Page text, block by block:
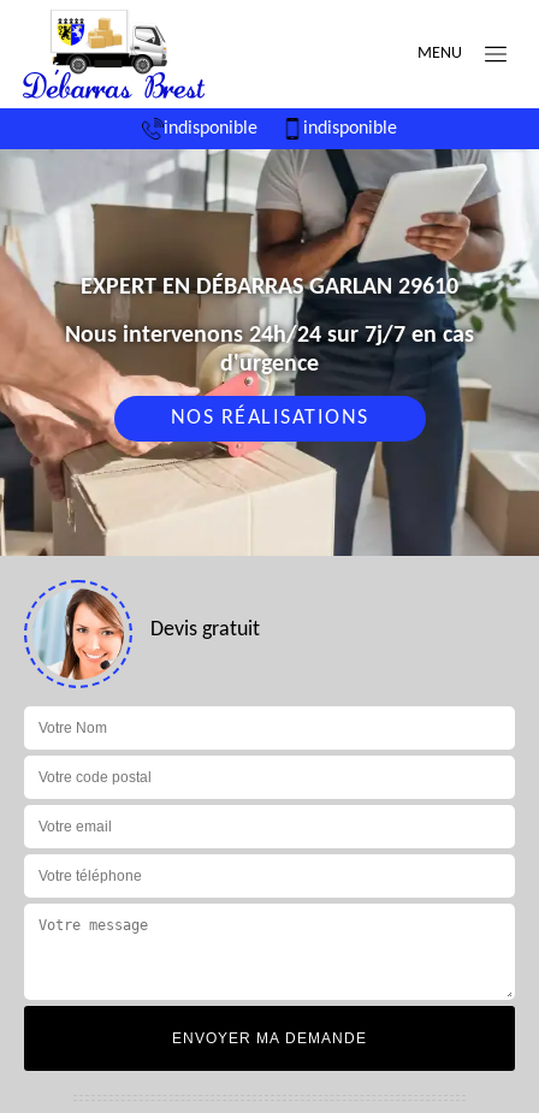
MENU
indisponible indisponible
EXPERT EN DÉBARRAS GARLAN 29610
Nous intervenons 24h/24 sur 7j/7 en cas
d'urgence
NOS RÉALISATIONS
Devis gratuit